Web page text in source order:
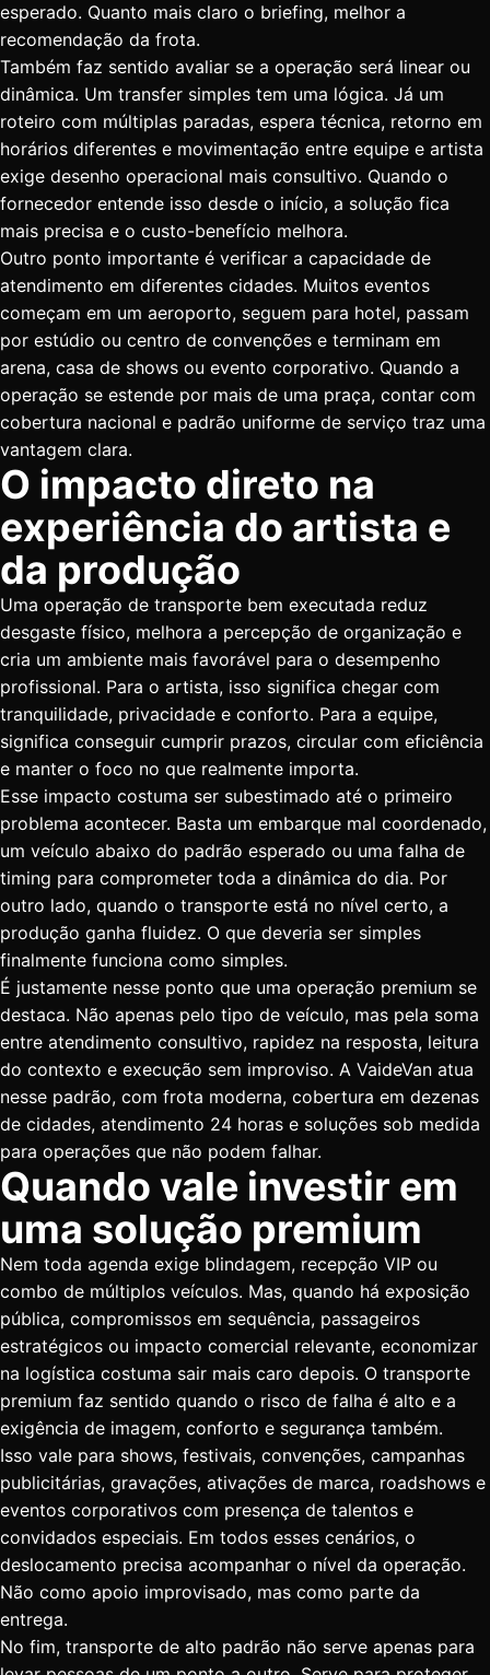
esperado. Quanto mais claro o briefing, melhor a
recomendação da frota.
Também faz sentido avaliar se a operação será linear ou
dinâmica. Um transfer simples tem uma lógica. Já um
roteiro com múltiplas paradas, espera técnica, retorno em
horários diferentes e movimentação entre equipe e artista
exige desenho operacional mais consultivo. Quando o
fornecedor entende isso desde o início, a solução fica
mais precisa e o custo-benefício melhora.
Outro ponto importante é verificar a capacidade de
atendimento em diferentes cidades. Muitos eventos
começam em um aeroporto, seguem para hotel, passam
por estúdio ou centro de convenções e terminam em
arena, casa de shows ou evento corporativo. Quando a
operação se estende por mais de uma praça, contar com
cobertura nacional e padrão uniforme de serviço traz uma
vantagem clara.
O impacto direto na
experiência do artista e
da produção
Uma operação de transporte bem executada reduz
desgaste físico, melhora a percepção de organização e
cria um ambiente mais favorável para o desempenho
profissional. Para o artista, isso significa chegar com
tranquilidade, privacidade e conforto. Para a equipe,
significa conseguir cumprir prazos, circular com eficiência
e manter o foco no que realmente importa.
Esse impacto costuma ser subestimado até o primeiro
problema acontecer. Basta um embarque mal coordenado,
um veículo abaixo do padrão esperado ou uma falha de
timing para comprometer toda a dinâmica do dia. Por
outro lado, quando o transporte está no nível certo, a
produção ganha fluidez. O que deveria ser simples
finalmente funciona como simples.
É justamente nesse ponto que uma operação premium se
destaca. Não apenas pelo tipo de veículo, mas pela soma
entre atendimento consultivo, rapidez na resposta, leitura
do contexto e execução sem improviso. A VaideVan atua
nesse padrão, com frota moderna, cobertura em dezenas
de cidades, atendimento 24 horas e soluções sob medida
para operações que não podem falhar.
Quando vale investir em
uma solução premium
Nem toda agenda exige blindagem, recepção VIP ou
combo de múltiplos veículos. Mas, quando há exposição
pública, compromissos em sequência, passageiros
estratégicos ou impacto comercial relevante, economizar
na logística costuma sair mais caro depois. O transporte
premium faz sentido quando o risco de falha é alto e a
exigência de imagem, conforto e segurança também.
Isso vale para shows, festivais, convenções, campanhas
publicitárias, gravações, ativações de marca, roadshows e
eventos corporativos com presença de talentos e
convidados especiais. Em todos esses cenários, o
deslocamento precisa acompanhar o nível da operação.
Não como apoio improvisado, mas como parte da
entrega.
No fim, transporte de alto padrão não serve apenas para